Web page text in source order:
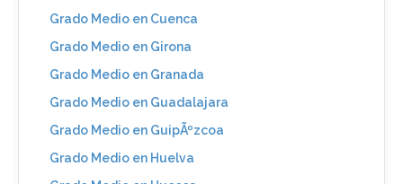
Grado Medio en Cuenca
Grado Medio en Girona
Grado Medio en Granada
Grado Medio en Guadalajara
Grado Medio en GuipÃºzcoa
Grado Medio en Huelva